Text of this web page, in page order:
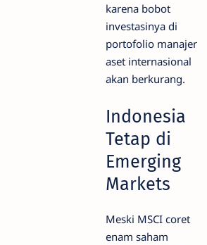
karena bobot
investasinya di
portofolio manajer
aset internasional
akan berkurang.
Indonesia
Tetap di
Emerging
Markets
Meski MSCI coret
enam saham